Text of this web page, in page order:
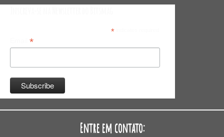
*indicates required
*
Entre em contato: